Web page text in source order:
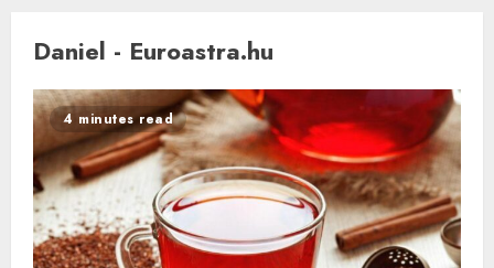
Daniel - Euroastra.hu
4 minutes read